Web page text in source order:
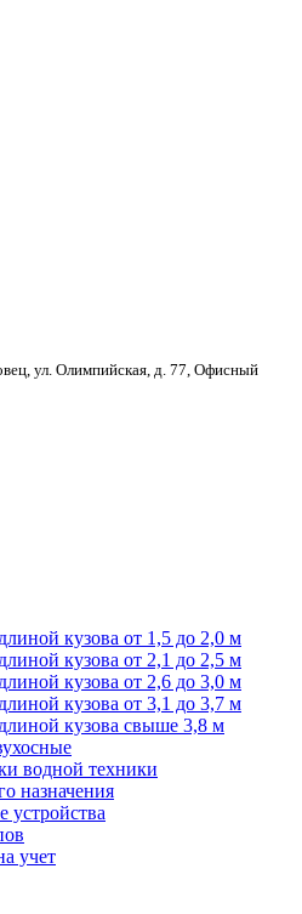
ул. Олимпийская, д. 77, Офисный
кузова от 1,5 до 2,0 м
кузова от 2,1 до 2,5 м
кузова от 2,6 до 3,0 м
кузова от 3,1 до 3,7 м
кузова свыше 3,8 м
водной техники
назначения
учет